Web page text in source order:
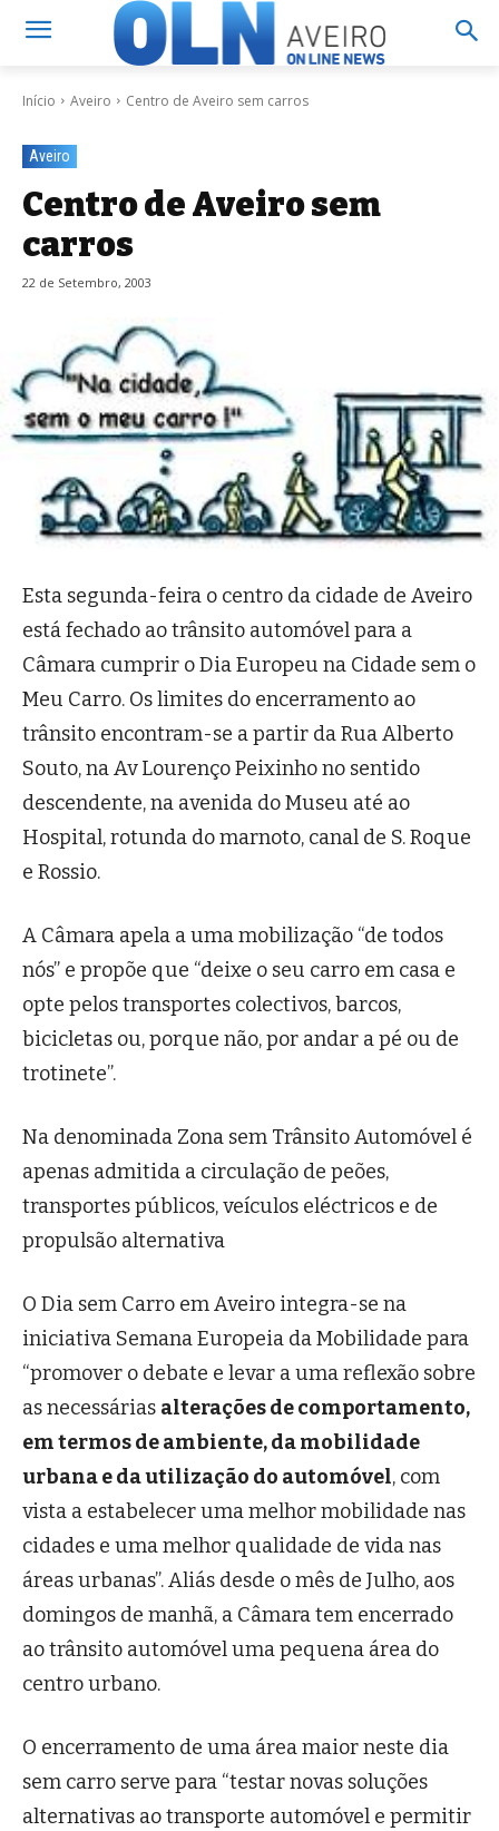
Início Aveiro Centro de Aveiro sem carros
Aveiro
Centro de Aveiro sem
carros
22 de Setembro, 2003
Esta segunda-feira o centro da cidade de Aveiro
está fechado ao trânsito automóvel para a
Câmara cumprir o Dia Europeu na Cidade sem o
Meu Carro. Os limites do encerramento ao
trânsito encontram-se a partir da Rua Alberto
Souto, na Av Lourenço Peixinho no sentido
descendente, na avenida do Museu até ao
Hospital, rotunda do marnoto, canal de S. Roque
e Rossio.
A Câmara apela a uma mobilização “de todos
nós” e propõe que “deixe o seu carro em casa e
opte pelos transportes colectivos, barcos,
bicicletas ou, porque não, por andar a pé ou de
trotinete”.
Na denominada Zona sem Trânsito Automóvel é
apenas admitida a circulação de peões,
transportes públicos, veículos eléctricos e de
propulsão alternativa
O Dia sem Carro em Aveiro integra-se na
iniciativa Semana Europeia da Mobilidade para
“promover o debate e levar a uma reflexão sobre
as necessárias alterações de comportamento,
em termos de ambiente, da mobilidade
urbana e da utilização do automóvel, com
vista a estabelecer uma melhor mobilidade nas
cidades e uma melhor qualidade de vida nas
áreas urbanas”. Aliás desde o mês de Julho, aos
domingos de manhã, a Câmara tem encerrado
ao trânsito automóvel uma pequena área do
centro urbano.
O encerramento de uma área maior neste dia
sem carro serve para “testar novas soluções
alternativas ao transporte automóvel e permitir